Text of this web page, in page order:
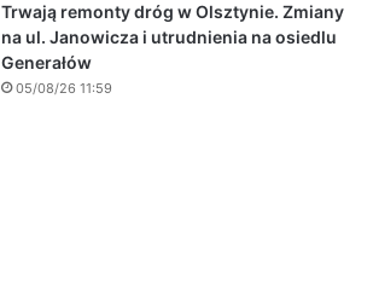
Trwają remonty dróg w Olsztynie. Zmiany
na ul. Janowicza i utrudnienia na osiedlu
Generałów
05/08/26 11:59